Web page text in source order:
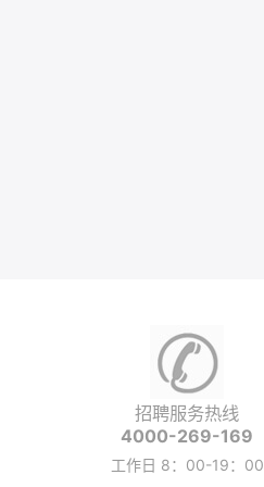
招聘服务热线
4000-269-169
工作日 8：00-19：00